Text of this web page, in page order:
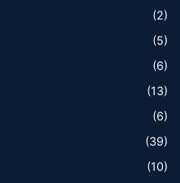
(2)
(5)
(6)
(13)
(6)
(39)
(10)